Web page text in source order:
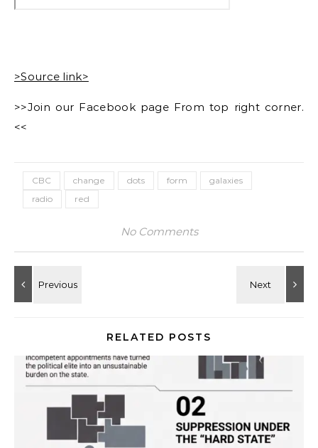
>Source link>
>>Join our Facebook page From top right corner.
<<
CBC change dots form
galaxies
radio
red
No Comments
RELATED POSTS